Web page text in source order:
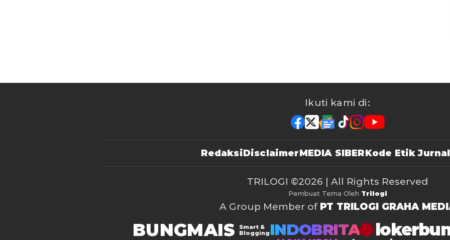
Ikuti kami di:
RedaksiDisclaimerMEDIA SIBERKode Etik
TRILOGI ©2026 | All Rights Reserved
Pembuat Tema Oleh Trilogi
A Group Member of PT TRILOGI GRAHA
BUNGMAIS
Smart &
Blogging INDOBRITA